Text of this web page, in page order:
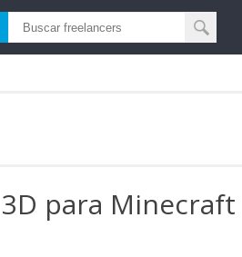
para Minecraft